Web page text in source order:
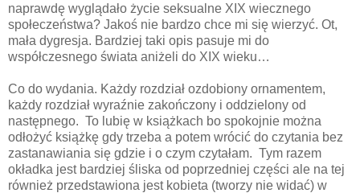
naprawdę wyglądało życie seksualne XIX wiecznego
społeczeństwa? Jakoś nie bardzo chce mi się wierzyć. Ot,
mała dygresja. Bardziej taki opis pasuje mi do
współczesnego świata aniżeli do XIX wieku…
Co do wydania. Każdy rozdział ozdobiony ornamentem,
każdy rozdział wyraźnie zakończony i oddzielony od
następnego. To lubię w książkach bo spokojnie można
odłożyć książkę gdy trzeba a potem wrócić do czytania bez
zastanawiania się gdzie i o czym czytałam. Tym razem
okładka jest bardziej śliska od poprzedniej części ale na tej
również przedstawiona jest kobieta (tworzy nie widać) w